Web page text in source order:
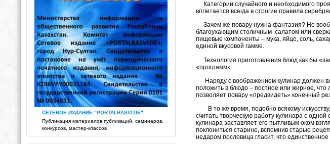
СЕТЕВОЕ ИЗДАНИЕ "PORTALRASVITIE"
Публикация материалов публикаций, семинаров,
конкурсов, мастер-классов
Категории случайного и необходимого
вплетается всегда в строгие правила
Зачем же повару нужна фантазия? Не
благоухающим столичным салатом или
пищевые компоненты – мука, яйцо, соль,
единой вкусовой гамме.
Технология приготовления блюд как бы
«программ».
Наряду с воображением кулинар должен
положить в блюдо – постное или жирное,
позволяет повару «предвидеть» конечный
В то же время, подобно всякому
считать творческую работу кулинара с
кулинара заставляет его пытливым оком
поклониться старине, вспомнив старые
недаром пословица гласит, что